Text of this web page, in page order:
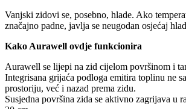
Vanjski zidovi se, posebno, hlade. Ako
značajno padne, javlja se neugodan osjećaj
Kako Aurawell ovdje funkcionira
Aurawell se lijepi na zid cijelom površinom i
Integrisana grijaća podloga emitira toplinu ne
prostoriju, već i nazad prema zidu.
Susjedna površina zida se aktivno zagrijava u